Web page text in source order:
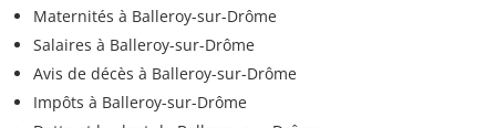
Maternités à Balleroy-sur-Drôme
Salaires à Balleroy-sur-Drôme
Avis de décès à Balleroy-sur-Drôme
Impôts à Balleroy-sur-Drôme